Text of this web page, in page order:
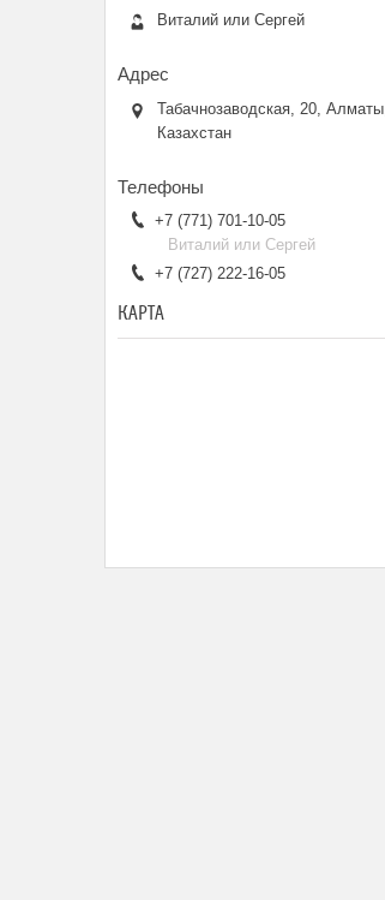
Виталий или Сергей
Табачнозаводская, 20, Алматы,
Казахстан
+7 (771) 701-10-05
Виталий или Сергей
+7 (727) 222-16-05
КАРТА